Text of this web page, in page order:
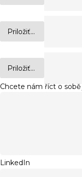
Priložiť...
Priložiť...
Chcete nám říct o sobě
LinkedIn